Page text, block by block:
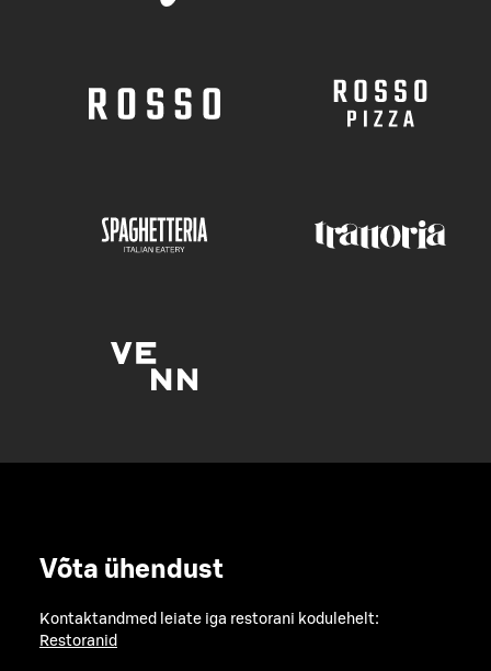
Võta ühendust
Kontaktandmed leiate iga restorani kodulehelt:
Restoranid